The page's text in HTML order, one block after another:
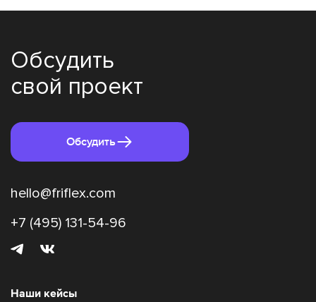
Обсудить
свой проект
Обсудить
hello@friflex.com
+7 (495) 131-54-96
Наши кейсы